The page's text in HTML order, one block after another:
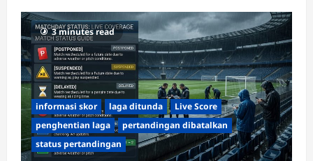
3 minutes read
informasi skor laga ditunda
Live Score
penghentian laga
pertandingan dibatalkan
status pertandingan